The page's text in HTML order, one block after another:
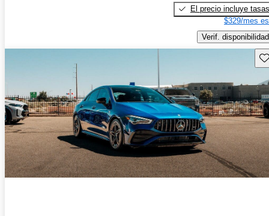
El precio incluye tasas
$329/mes
Verif. disponibilidad